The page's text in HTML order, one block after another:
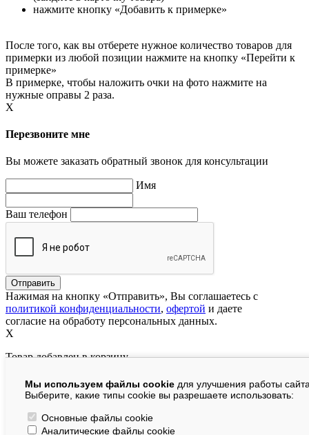
Мы используем файлы cookie для улучшения работы
Выберите, какие типы cookie вы разрешаете использовать:
Основные файлы cookie
Аналитические файлы cookie
нажмите кнопку «Добавить к примерке»
После того, как вы отберете нужное количество товаров для
примерки из любой позиции нажмите на кнопку «Перейти к
примерке»
В примерке, чтобы наложить очки на фото нажмите на
нужные оправы 2 раза.
X
Перезвоните мне
Вы можете заказать обратный звонок для консультации
Имя
Ваш телефон
Нажимая на кнопку «Отправить», Вы соглашаетесь с
политикой конфиденциальности, офертой и даете
согласие на обработу персональных данных.
X
Товар добавлен в корзину
В корзине:шт.